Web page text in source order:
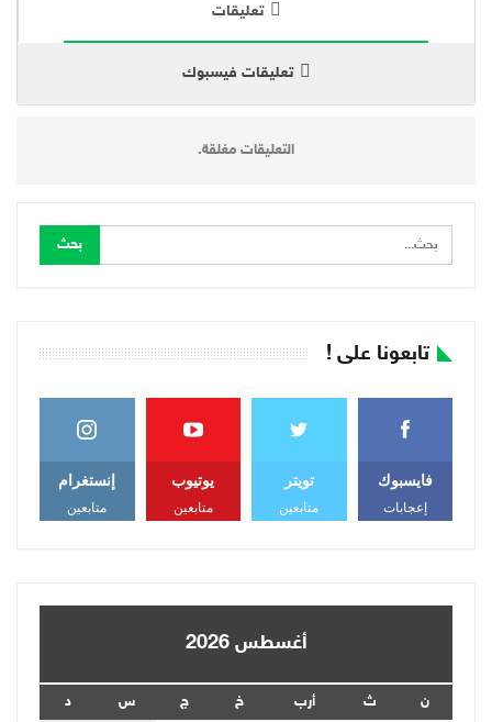
تعليقات
تعليقات فيسبوك
التعليقات مغلقة.
تابعونا على !
فايسبوك
إعجابات
تويتر
متابعين
يوتيوب
متابعين
إنستغرام
متابعين
أغسطس 2026
ن ث أرب خ ج س
د